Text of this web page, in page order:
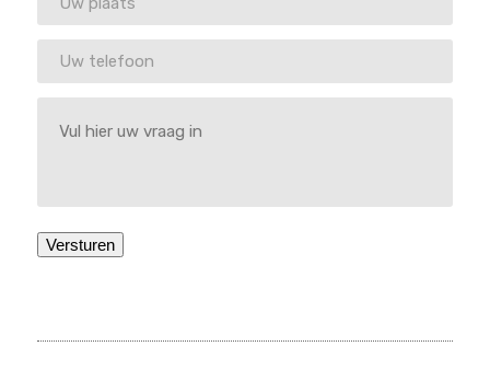
Versturen